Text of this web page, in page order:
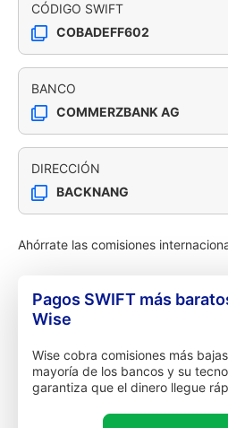
CÓDIGO SWIFT
COBADEFF602
BANCO
COMMERZBANK AG
DIRECCIÓN
BACKNANG
Ahórrate las comisiones
Pagos SWIFT más
Wise
Wise cobra comisiones más
mayoría de los bancos y su
garantiza que el dinero llegue